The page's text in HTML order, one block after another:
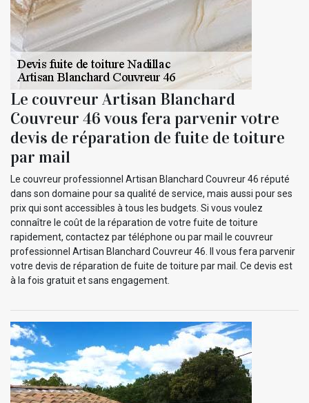
Le couvreur Artisan Blanchard
Couvreur 46 vous fera parvenir votre
devis de réparation de fuite de toiture
par mail
Le couvreur professionnel Artisan Blanchard Couvreur 46 réputé
dans son domaine pour sa qualité de service, mais aussi pour ses
prix qui sont accessibles à tous les budgets. Si vous voulez
connaître le coût de la réparation de votre fuite de toiture
rapidement, contactez par téléphone ou par mail le couvreur
professionnel Artisan Blanchard Couvreur 46. Il vous fera parvenir
votre devis de réparation de fuite de toiture par mail. Ce devis est
à la fois gratuit et sans engagement.